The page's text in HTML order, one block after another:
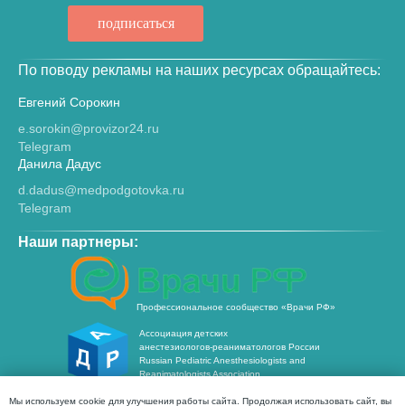
подписаться
По поводу рекламы на наших ресурсах обращайтесь:
Евгений Сорокин
e.sorokin@provizor24.ru
Telegram
Данила Дадус
d.dadus@medpodgotovka.ru
Telegram
Наши партнеры:
Профессиональное сообщество «Врачи РФ»
Ассоциация детских
анестезиологов-реаниматологов России
Russian Pediatric Anesthesiologists and
Reanimatologists Association
Отправляя заявки с этого сайта вы вы принимаете
Мы используем cookie для улучшения работы сайта. Продолжая использовать сайт, вы